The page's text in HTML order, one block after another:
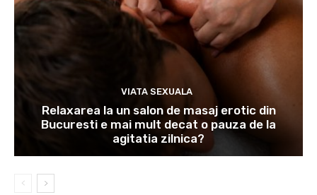
VIATA SEXUALA
Relaxarea la un salon de masaj erotic din
Bucuresti e mai mult decat o pauza de la
agitatia zilnica?